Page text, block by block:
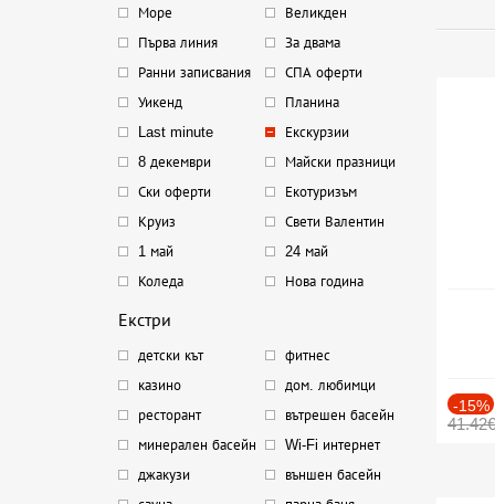
Море
Великден
Първа линия
За двама
Ранни записвания
СПА оферти
Уикенд
Планина
Last minute
Екскурзии
8 декември
Майски празници
Ски оферти
Екотуризъм
Круиз
Свети Валентин
1 май
24 май
Коледа
Нова година
Екстри
детски кът
фитнес
казино
дом. любимци
ресторант
вътрешен басейн
минерален басейн
Wi-Fi интернет
джакузи
външен басейн
-15%
41.42€